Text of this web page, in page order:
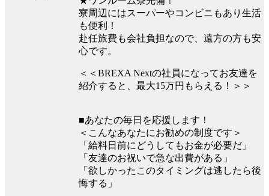
寮周辺にはスーパーやコンビニもあり生活
も便利！
赴任旅費も会社負担なので、遠方の方も安
心です。
＜＜BREXA Nextの社員になってお友達を
紹介すると、最大15万円もらえる！＞＞
■あなたの毎日を応援します！
＜こんなあなたにお勧めの制度です＞
「給料日前にどうしてもお金が必要だ」
「友達のお祝いで急な出費がある」
「欲しかったこのタイミングは逃したら後
悔する」